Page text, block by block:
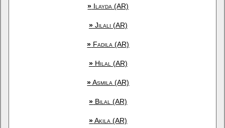
» Ilayda (AR)
»Jilali (AR)
» Fadila (AR)
»Hilal (AR)
»Asmila (AR)
» Bilal (AR)
»Akila (AR)